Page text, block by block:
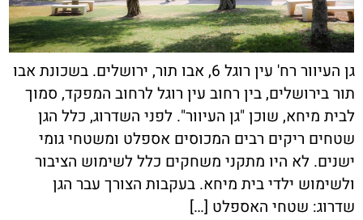
גן העיוור רח' עין רוגל 6, אבו תור, ירושלים. בשכונת אבו
תור בירושלים, בין רחוב עין רוגל לרחוב המפקד, סמוך
לבית מיחא, שוכן "גן העיוור". לפני השדרוג, כלל הגן
שטחים ריקים רבים המכוסים אספלט ומשטחי גומי
ישנים. לא היו מתקני משחקים כלל לשימוש הציבור
ולשימוש ילדי בית מיחא. בעקבות הצורך עבר הגן
שדרוג: שטחי האספלט […]